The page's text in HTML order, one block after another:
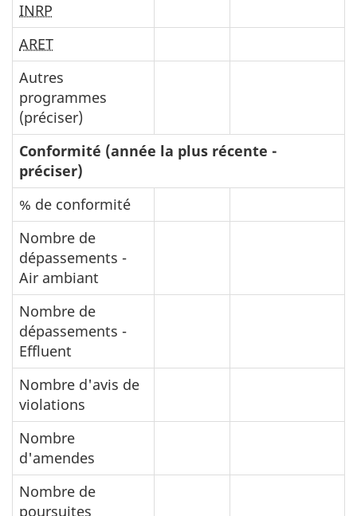
INRP
ARET
Autres
programmes
(préciser)
Conformité (année la plus récente -
préciser)
% de conformité
Nombre de
dépassements -
Air ambiant
Nombre de
dépassements -
Effluent
Nombre d'avis de
violations
Nombre
d'amendes
Nombre de
poursuites